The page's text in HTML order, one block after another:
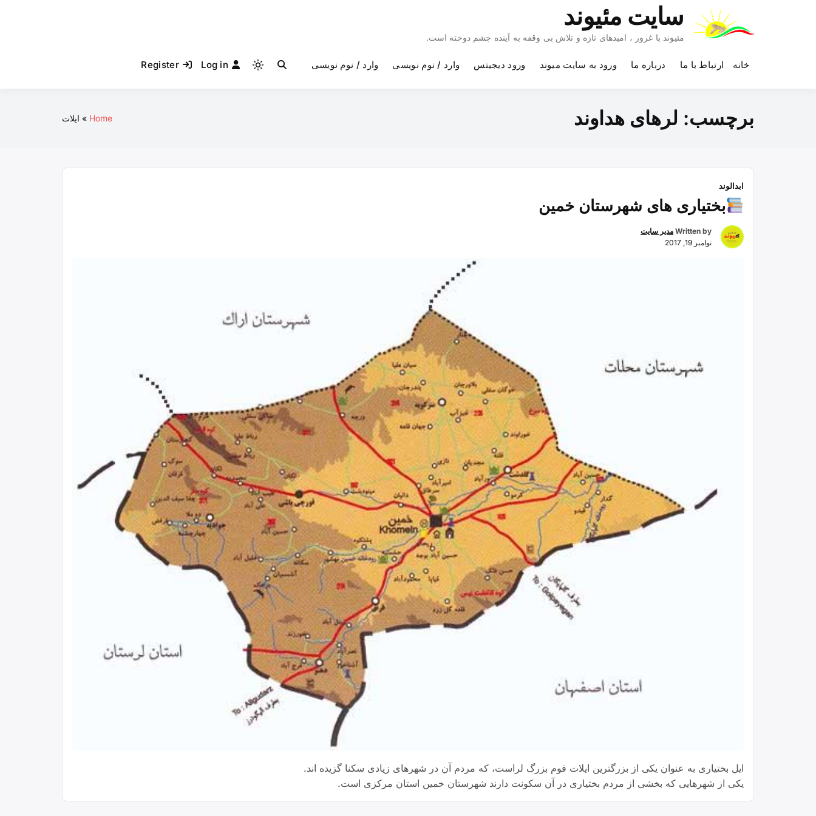
سایت مئیوند
مئیوند با غرور ، امیدهای تازه و تلاش بی وقفه به آینده چشم دوخته است.
خانه ارتباط با ما درباره ما ورود به سایت میوند ورود دیجیتس وارد / نوم نویسی وارد / نوم نویسی
Light
Log in
Register
برچسب: لرهای هداوند Home ایلات
ابدالوند
بختیاری های شهرستان خمین
Written by مدیر سایت
نوامبر 19, 2017
ایل بختیاری به عنوان یکی از بزرگترین ایلات قوم بزرگ لراست، که‌ مردم آن در شهرهای زیادی سکنا گزیده اند.
یکی از شهرهایی که بخشی از مردم بختیاری در آن سکونت دارند شهرستان خمین استان مرکزی است.